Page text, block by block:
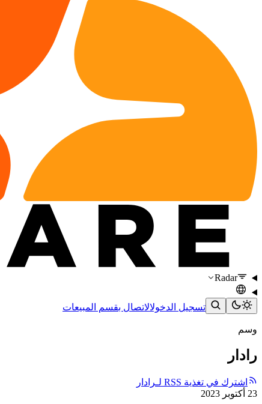
Radar
تسجيل الدخولالاتصال بقسم المبيعات
وسم
رادار
اشترك في تغذية RSS لـرادار
23 أكتوبر 2023